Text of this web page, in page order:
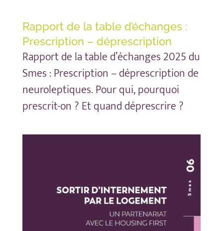
Rapport de la table d’échanges :
Prescription – déprescription
Rapport de la table d’échanges 2025 du
Smes : Prescription – déprescription de
neuroleptiques. Pour qui, pourquoi
prescrit-on ? Et quand déprescrire ?